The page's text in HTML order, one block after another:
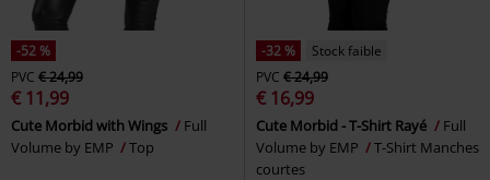
-52 %
PVC € 24,99
€ 11,99
Cute Morbid with Wings
Full
Volume by EMP
Top
-32 %
Stock faible
PVC € 24,99
€ 16,99
Cute Morbid - T-Shirt Rayé
Full
Volume by EMP
T-Shirt Manches
courtes